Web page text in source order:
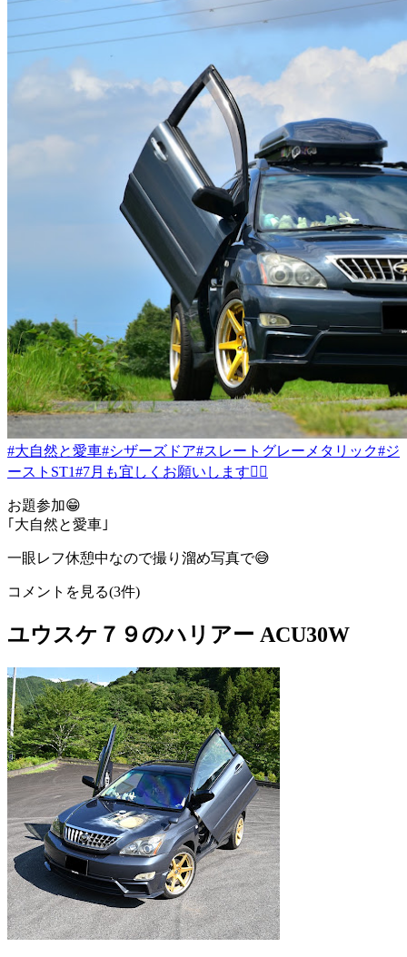
#大自然と愛車#シザーズドア#スレートグレーメタリック#ジ
ーストST1#7月も宜しくお願いします🙇‍♂️
お題参加😁
｢大自然と愛車｣
一眼レフ休憩中なので撮り溜め写真で😅
コメントを見る(3件)
ユウスケ７９のハリアー ACU30W